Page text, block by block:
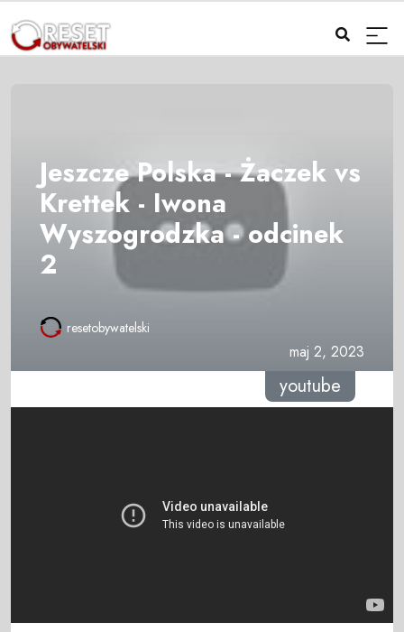
Jeszcze Polska - Żaczek vs
Krettek - Iwona
Wyszogrodzka - odcinek
2
resetobywatelski
maj 2, 2023
youtube